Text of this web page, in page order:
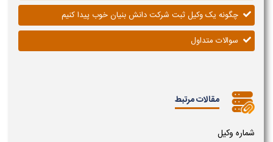
چگونه یک وکیل ثبت شرکت دانش بنیان خوب پیدا کنیم
سوالات متداول
مقالات مرتبط
شماره وکیل